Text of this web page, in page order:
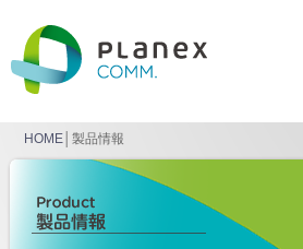
HOME │製品情報